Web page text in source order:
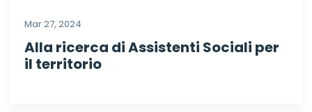
Mar 27, 2024
Alla ricerca di Assistenti Sociali per
il territorio